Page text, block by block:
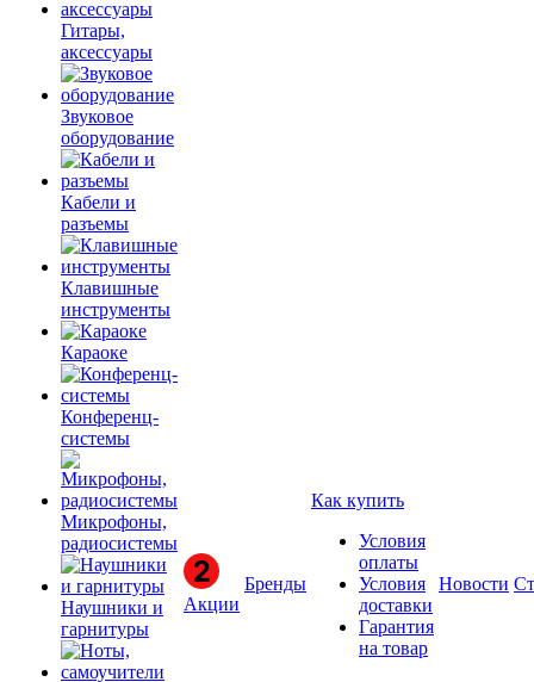
Гитары,
аксессуары
Звуковое
оборудование
Кабели и
разъемы
Клавишные
инструменты
Караоке
Конференц-
системы
Микрофоны,
радиосистемы
Наушники и
гарнитуры
Акции
Бренды
Как купить
Условия
оплаты
Условия
доставки
Гарантия
на товар
Новости